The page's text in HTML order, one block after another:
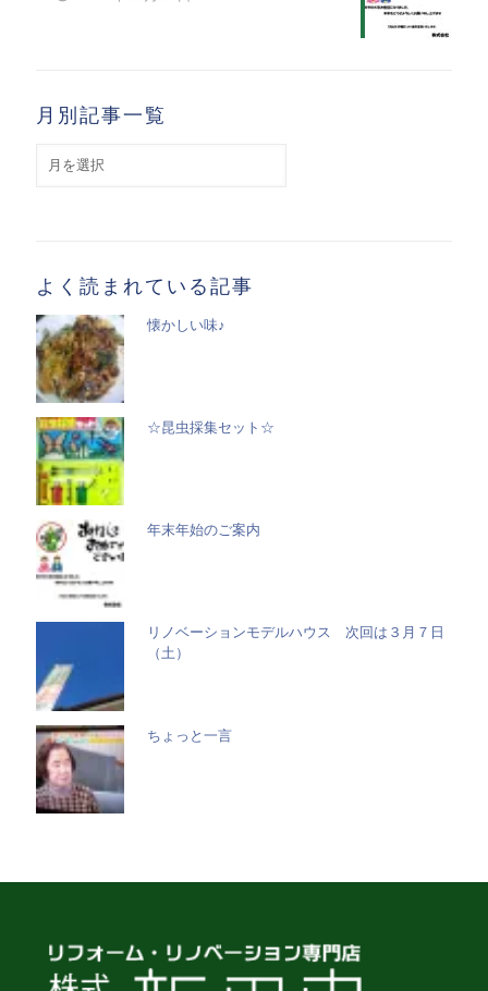
月別記事一覧
よく読まれている記事
懐かしい味♪
☆昆虫採集セット☆
年末年始のご案内
リノベーションモデルハウス 次回は３月７日
（土）
ちょっと一言